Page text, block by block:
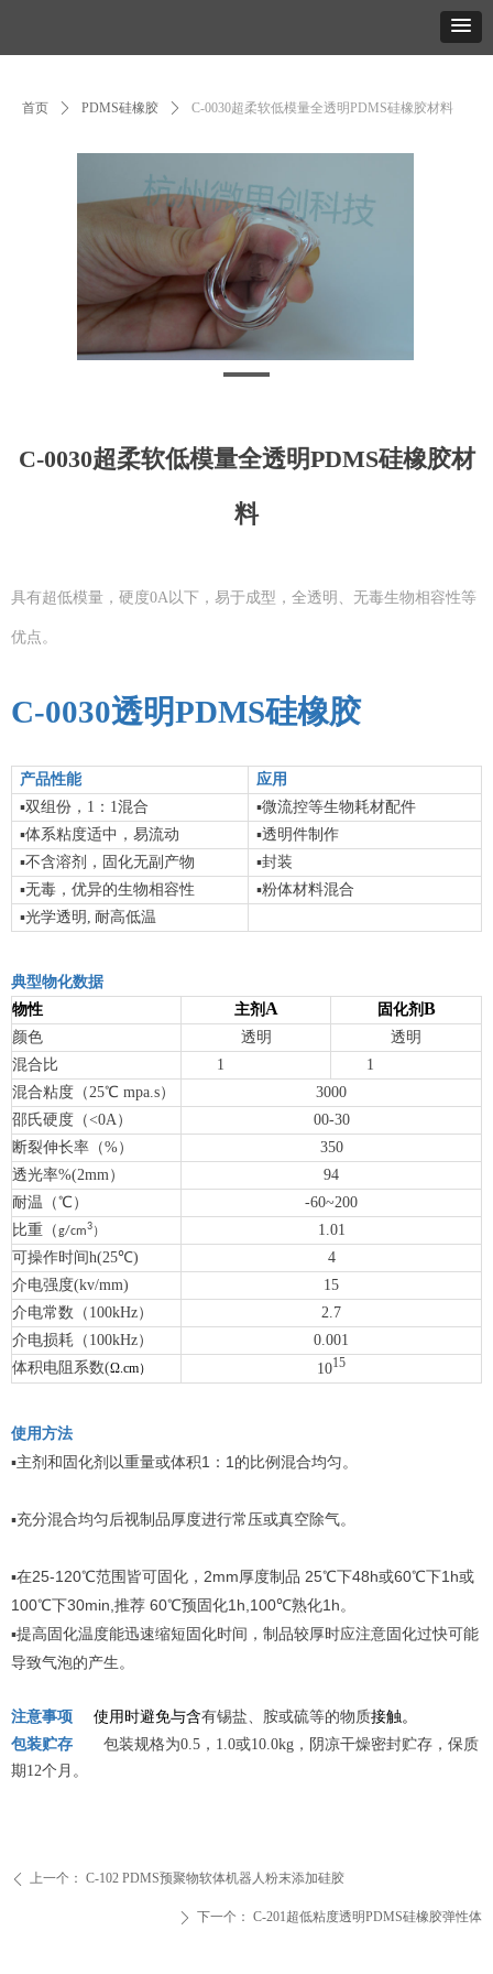
首页 ꄲ PDMS硅橡胶 ꄲ C-0030超柔软低模量全透明PDMS硅橡胶材料
C-0030超柔软低模量全透明PDMS硅橡胶材
料
具有超低模量，硬度0A以下，易于成型，全透明、无毒生物相容性等
优点。
ꄴ 上一个： C-102 PDMS预聚物软体机器人粉末添加硅胶
ꄲ 下一个： C-201超低粘度透明PDMS硅橡胶弹性体
C-0030透明PDMS硅橡胶
产品性能 应用
▪双组份，1：1混合 ▪微流控等生物耗材配件
▪体系粘度适中，易流动 ▪透明件制作
▪不含溶剂 ，固化无副产物 ▪封装
▪无毒，优异的生物相容性 ▪粉体材料混合
▪光学透明, 耐高低温
典型物化数据
物性
主剂A 固化剂B
颜色 透明
透明
混合比
1
1
混合粘度（25℃ mpa.s）
3000
邵氏硬度（<0A）
00-30
断裂伸长率（%）
350
透光率%(2mm）
94
耐温（℃）
-60~200
比重（g/cm3）
1.01
可操作时间h(25℃)
4
介电强度(kv/mm)
15
介电常数（100kHz）
2.7
介电损耗（100kHz）
0.001
体积电阻系数(Ω.cm） 1015
使用方法
▪主剂和固化剂以重量或体积1 ： 1 的比例混合均匀。
▪充分混合均匀后视制品厚度进行常压或真空除气。
▪在25-120℃范围皆可固化， 2mm厚度制品 25℃下48h或60℃下1h或
100℃下30min, 推荐 60℃预固化1h,100℃熟化1h。
▪提高固化温度能迅速缩短固化时间，制品较厚时应注意固化过快可能
导致气泡的产生。
注意事项 使用时避免与含有锡盐、胺或硫等的物质接触。
包装贮存
包装规格为0.5，1.0或10.0kg，阴凉干燥密封贮存 ，保质
期12个月。